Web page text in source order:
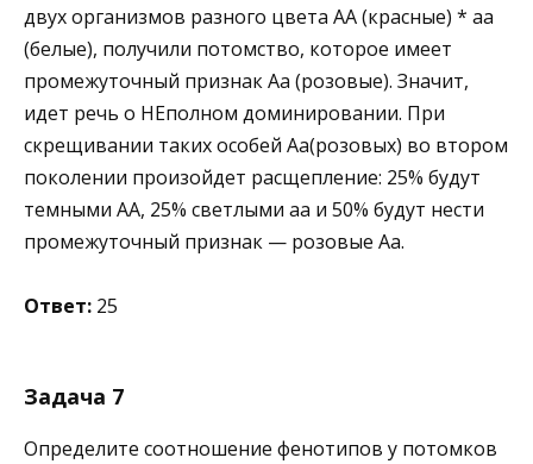
двух организмов разного цвета АА (красные) * аа
(белые), получили потомство, которое имеет
промежуточный признак Аа (розовые). Значит,
идет речь о НЕполном доминировании. При
скрещивании таких особей Аа(розовых) во втором
поколении произойдет расщепление: 25% будут
темными АА, 25% светлыми аа и 50% будут нести
промежуточный признак — розовые Аа.
Ответ: 25
Задача 7
Определите соотношение фенотипов у потомков